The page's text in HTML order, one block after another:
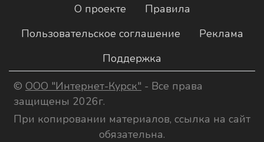
О проекте
Правила
Пользовательское соглашение
Реклама
Поддержка
© ООО "Интернет-Курск" - Все права
защищены 2026г.
При копировании материалов, ссылка на сайт
обязательна.